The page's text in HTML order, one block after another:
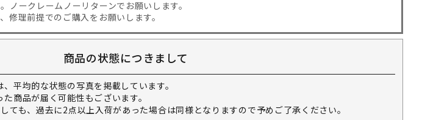
ノークレームノーリターンでお願いします。
修理前提でのご購入をお願いします。
商品の状態につきまして
平均的な状態の写真を掲載しています。
商品が届く可能性もございます。
ても、過去に2点以上入荷があった場合は同様となりますので予めご了承ください。